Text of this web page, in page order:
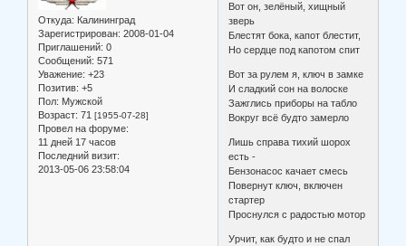
Откуда: Калининград
Зарегистрирован: 2008-01-04
Приглашений: 0
Сообщений: 571
Уважение: +23
Позитив: +5
Пол: Мужской
Возраст: 71 [1955-07-28]
Провел на форуме:
11 дней 17 часов
Последний визит:
2013-05-06 23:58:04
Вот он, зелёный, хищный
зверь
Блестят бока, капот блестит,
Но сердце под капотом спит
Вот за рулем я, ключ в замке
И сладкий сон на волоске
Зажглись приборы на табло
Вокруг всё будто замерло
Лишь справа тихий шорох
есть -
Бензонасос качает смесь
Повернут ключ, включен
стартер
Проснулся с радостью мотор
Урчит, как будто и не спал